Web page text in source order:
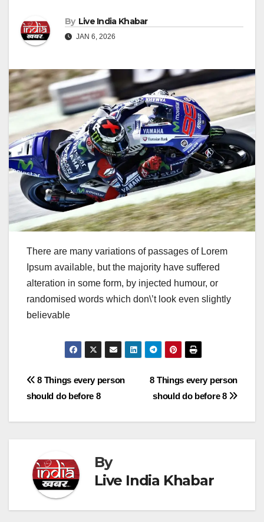
By Live India Khabar
JAN 6, 2026
There are many variations of passages of Lorem
Ipsum available, but the majority have suffered
alteration in some form, by injected humour, or
randomised words which don\’t look even slightly
believable
Post
8 Things every person
should do before 8
8 Things every person
should do before 8
By
Live India Khabar